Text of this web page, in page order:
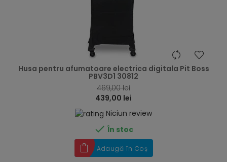
Husa pentru afumatoare electrica digitala Pit Boss
PBV3D1 30812
469,00 lei
439,00 lei
Niciun review
 În stoc
Adaugă în Coș